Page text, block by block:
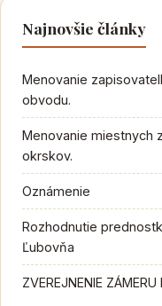
Najnovšie články
Menovanie
obvodu.
Menovanie miestnych
okrskov.
Oznámenie
Rozhodnutie
Ľubovňa
ZVEREJNENIE